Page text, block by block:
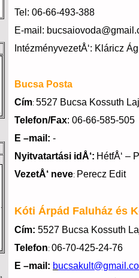
Tel: 06-66-493-388
E-mail: bucsaiovoda@g
IntézményvezetÅ‘: Kláricz
Bucsa Posta
Cím: 5527 Bucsa Kossuth
Telefon/Fax: 06-66-585-505
E –mail: -
Nyitvatartási idÅ‘: HétfÅ‘ –
VezetÅ‘ neve: Perecz Edit
Kóti Árpád Faluház és
Cím: 5527 Bucsa Kossuth
Telefon: 06-70-425-24-76
E –mail: b